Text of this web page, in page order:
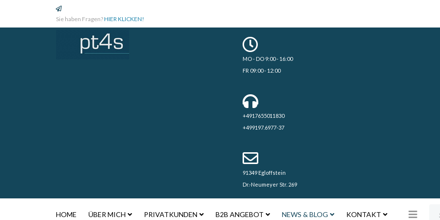
Sie haben Fragen?HIER KLICKEN!
MO - DO 9:00 - 16:00
FR 09:00 - 12:00
+4917655011830
+499197.6977-37
91349 Egloffstein
Dr.-Neumeyer Str. 269
HOME ÜBER MICH PRIVATKUNDEN B2B ANGEBOT NEWS & BLOG KONTAKT